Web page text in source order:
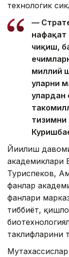
технологик
—
нафақат
чиқиш,
миллий
уларни
улардан
Йиғилиш
академиклари
Туриспеков,
фанлар
фанлари
тиббиёт,
таклифларини